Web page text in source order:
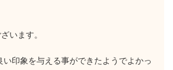
います。
印象を与える事ができたようでよかっ